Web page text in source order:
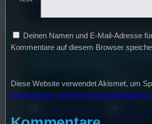
Unsere neuesten Posts
Alle Posts
Deinen Namen und E-Mail-Adresse
Kommentare auf diesem Browser
Diese Website verwendet Akismet, um
Erfahren Sie, wie Ihre Kommentardaten